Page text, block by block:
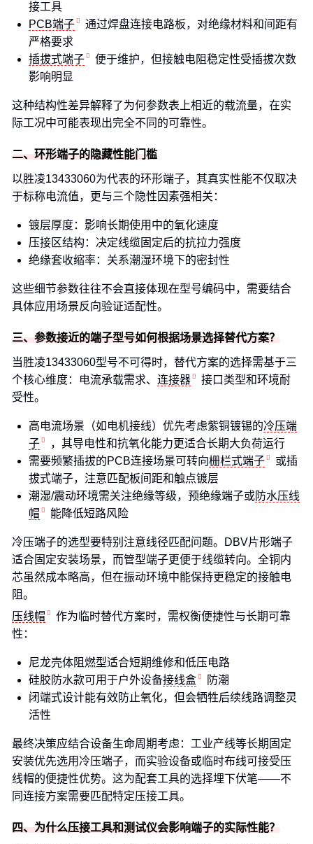
接工具
PCB端子
通过焊盘连接电路板，对绝缘材料和间距有
严格要求
插拔式端子
便于维护，但接触电阻稳定性受插拔次数
影响明显
这种结构性差异解释了为何参数表上相近的载流量，在实
际工况中可能表现出完全不同的可靠性。
二、环形端子的隐藏性能门槛
以胜凌13433060为代表的环形端子，其真实性能不仅取决
于标称电流值，更与三个隐性因素强相关：
镀层厚度：影响长期使用中的氧化速度
压接区结构：决定线缆固定后的抗拉力强度
绝缘套收缩率：关系潮湿环境下的密封性
这些细节参数往往不会直接体现在型号编码中，需要结合
具体应用场景反向验证适配性。
三、参数接近的端子型号如何根据场景选择替代方案？
当胜凌13433060型号不可得时，替代方案的选择需基于三
个核心维度：电流承载需求、 连接器
接口类型和环境耐
受性。
高电流场景（如电机接线）优先考虑紫铜镀锡的冷压端
子
，其导电性和抗氧化能力更适合长期大负荷运行
需要频繁插拔的PCB连接场景可转向栅栏式端子
或插
拔式端子，注意匹配板间距和触点镀层
潮湿/震动环境需关注绝缘等级，预绝缘端子或防水压线
帽
能降低短路风险
冷压端子的选型要特别注意线径匹配问题。DBV片形端子
适合固定安装场景，而管型端子更便于线缆转向。全铜内
芯虽然成本略高，但在振动环境中能保持更稳定的接触电
阻。
压线帽
作为临时替代方案时，需权衡便捷性与长期可靠
性：
尼龙壳体阻燃型适合短期维修和低压电路
硅胶防水款可用于户外设备接线盒
防潮
闭端式设计能有效防止氧化，但会牺牲后续线路调整灵
活性
最终决策应结合设备生命周期考虑：工业产线等长期固定
安装优先选用冷压端子，而实验设备或临时布线可接受压
线帽的便捷性优势。这为配套工具的选择埋下伏笔——不
同连接方案需要匹配特定压接工具。
四、为什么压接工具和测试仪会影响端子的实际性能？